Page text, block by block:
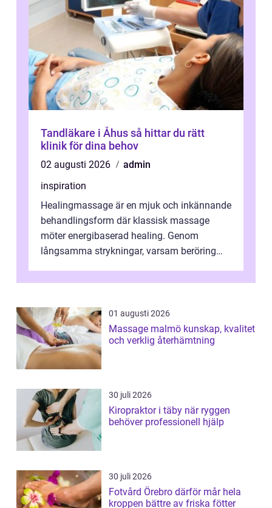
Tandläkare i Åhus så hittar du rätt
klinik för dina behov
02 augusti 2026
admin
inspiration
Healingmassage är en mjuk och inkännande
behandlingsform där klassisk massage
möter energibaserad healing. Genom
långsamma strykningar, varsam beröring
nervsys...
01 augusti 2026
Massage malmö kunskap, kvalitet
och verklig återhämtning
30 juli 2026
Kiropraktor i täby när ryggen
behöver professionell hjälp
30 juli 2026
Fotvård Örebro därför mår hela
kroppen bättre av friska fötter